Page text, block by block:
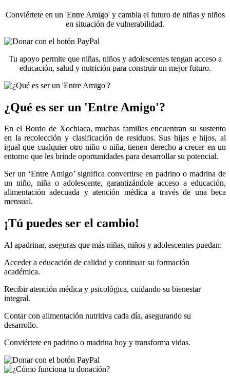
Conviértete en un 'Entre Amigo' y cambia el futuro de niñas y niños
en situación de vulnerabilidad.
Tu apoyo permite que niñas, niños y adolescentes tengan acceso a
educación, salud y nutrición para construir un mejor futuro.
¿Qué es ser un 'Entre Amigo'?
En el Bordo de Xochiaca, muchas familias encuentran su sustento
en la recolección y clasificación de residuos. Sus hijas e hijos, al
igual que cualquier otro niño o niña, tienen derecho a crecer en un
entorno que les brinde oportunidades para desarrollar su potencial.
Ser un ‘Entre Amigo’ significa convertirse en padrino o madrina de
un niño, niña o adolescente, garantizándole acceso a educación,
alimentación adecuada y atención médica a través de una beca
mensual.
¡Tú puedes ser el cambio!
Al apadrinar, aseguras que más niñas, niños y adolescentes puedan:
Acceder a educación de calidad y continuar su formación
académica.
Recibir atención médica y psicológica, cuidando su bienestar
integral.
Contar con alimentación nutritiva cada día, asegurando su
desarrollo.
Conviértete en padrino o madrina hoy y transforma vidas.